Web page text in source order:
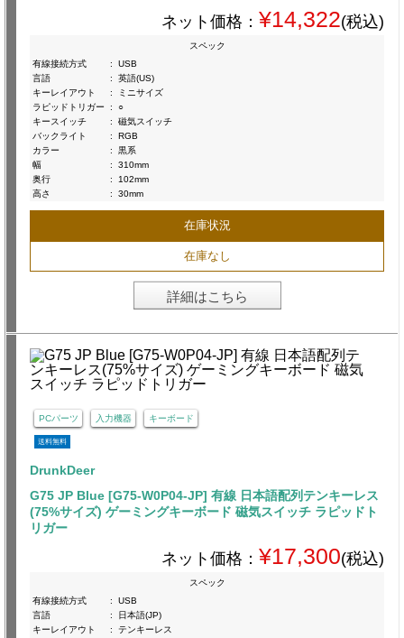
ネット価格： ¥14,322(税込)
スペック
有線接続方式
:
USB
言語
:
英語(US)
キーレイアウト
:
ミニサイズ
ラピッドトリガー
:
○
キースイッチ
:
磁気スイッチ
バックライト
:
RGB
カラー
:
黒系
幅
:
310mm
奥行
:
102mm
高さ
: 30mm
在庫状況
在庫なし
詳細はこちら
PCパーツ 入力機器 キーボード
送料無料
DrunkDeer
G75 JP Blue [G75-W0P04-JP] 有線 日本語配列テンキーレス
(75%サイズ) ゲーミングキーボード 磁気スイッチ ラピッドト
リガー
ネット価格： ¥17,300(税込)
スペック
有線接続方式
:
USB
言語
:
日本語(JP)
キーレイアウト
:
テンキーレス